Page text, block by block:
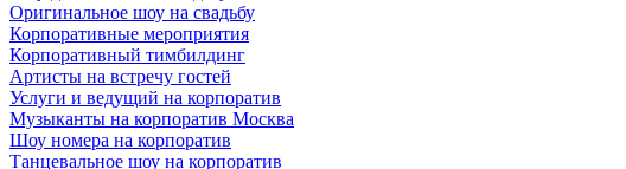
Оригинальное шоу на свадьбу
Корпоративные мероприятия
Корпоративный тимбилдинг
Артисты на встречу гостей
Услуги и ведущий на корпоратив
Музыканты на корпоратив Москва
Шоу номера на корпоратив
Танцевальное шоу на корпоратив